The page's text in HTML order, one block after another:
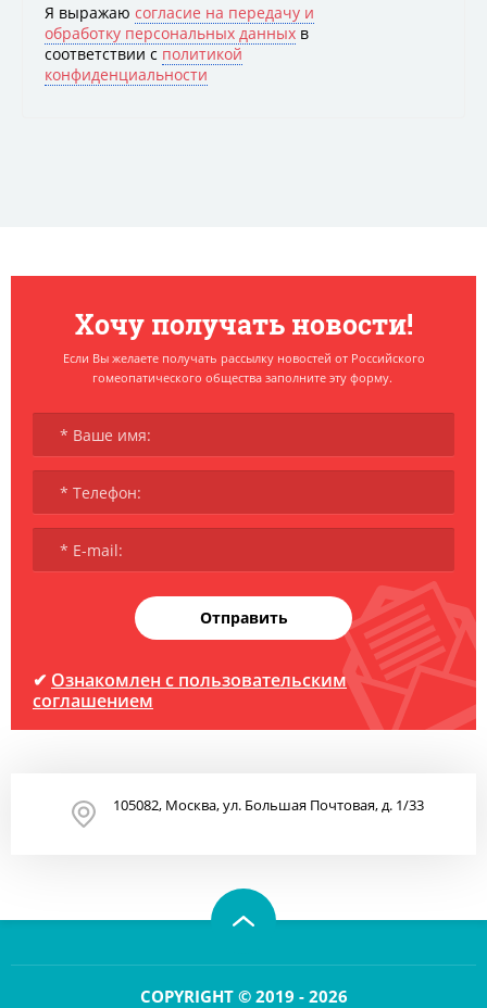
Я выражаю согласие на передачу и
обработку персональных данных в
соответствии с политикой
конфиденциальности
Хочу получать новости!
Если Вы желаете получать рассылку новостей от Российского
гомеопатического общества заполните эту форму.
Отправить
✔ Ознакомлен с пользовательским
соглашением
105082, Москва, ул. Большая Почтовая, д. 1/33
COPYRIGHT © 2019 - 2026